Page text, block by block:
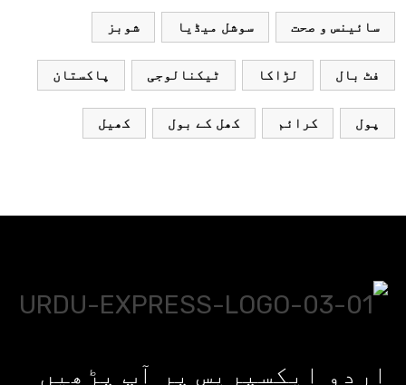
سائینس و صحت سوشل میڈیا شوبز
فٹ بال لڑاکا ٹیکنالوجی پاکستان
پول کرائم کھل کے بول کھیل
اردو ایکسپریس پر آپ پڑھیں